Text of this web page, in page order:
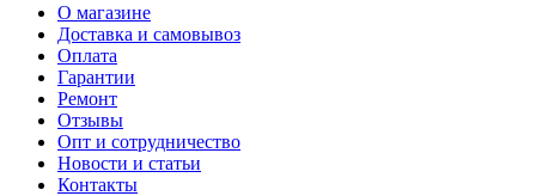
О магазине
Доставка и самовывоз
Оплата
Гарантии
Ремонт
Отзывы
Опт и сотрудничество
Новости и статьи
Контакты